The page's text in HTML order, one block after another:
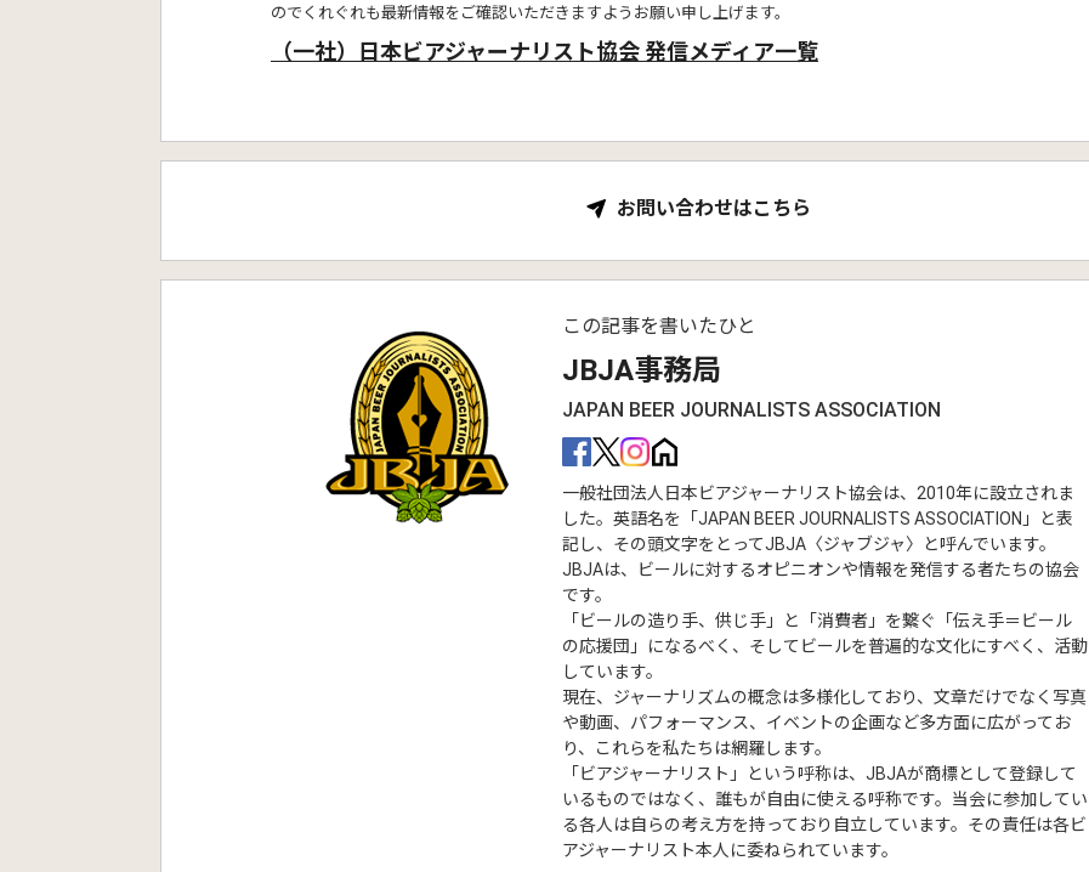
のでくれぐれも最新情報をご確認いただきますようお願い申し上げます。
（一社）日本ビアジャーナリスト協会 発信メディア一覧
お問い合わせはこちら
この記事を書いたひと
JBJA事務局
JAPAN BEER JOURNALISTS ASSOCIATION
一般社団法人日本ビアジャーナリスト協会は、2010年に設立されま
した。英語名を「JAPAN BEER JOURNALISTS ASSOCIATION」と表
記し、その頭文字をとってJBJA〈ジャブジャ〉と呼んでいます。
JBJAは、ビールに対するオピニオンや情報を発信する者たちの協会
です。
「ビールの造り手、供じ手」と「消費者」を繋ぐ「伝え手＝ビール
の応援団」になるべく、そしてビールを普遍的な文化にすべく、活動
しています。
現在、ジャーナリズムの概念は多様化しており、文章だけでなく写真
や動画、パフォーマンス、イベントの企画など多方面に広がってお
り、これらを私たちは網羅します。
「ビアジャーナリスト」という呼称は、JBJAが商標として登録して
いるものではなく、誰もが自由に使える呼称です。当会に参加してい
る各人は自らの考え方を持っており自立しています。その責任は各ビ
アジャーナリスト本人に委ねられています。